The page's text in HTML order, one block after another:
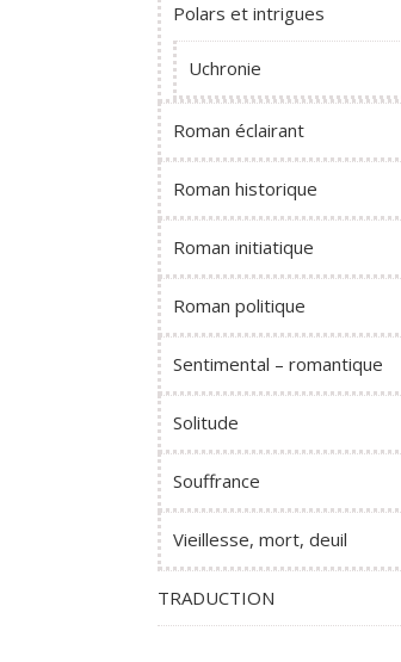
Polars et intrigues
Uchronie
Roman éclairant
Roman historique
Roman initiatique
Roman politique
Sentimental – romantique
Solitude
Souffrance
Vieillesse, mort, deuil
TRADUCTION